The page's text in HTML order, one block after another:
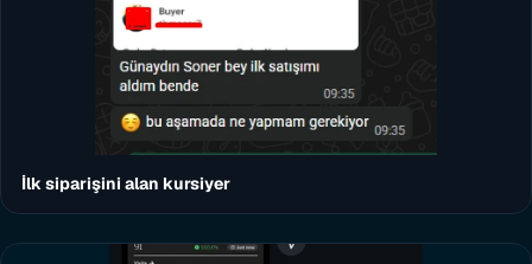
İlk siparişini alan kursiyer